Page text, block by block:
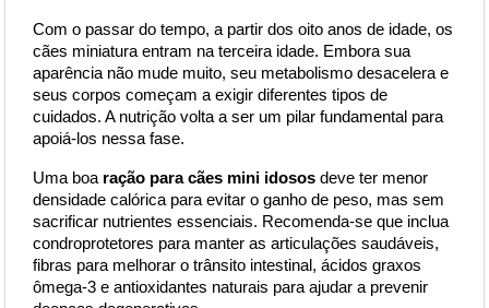
Com o passar do tempo, a partir dos oito anos de idade, os
cães miniatura entram na terceira idade. Embora sua
aparência não mude muito, seu metabolismo desacelera e
seus corpos começam a exigir diferentes tipos de
cuidados. A nutrição volta a ser um pilar fundamental para
apoiá-los nessa fase.
Uma boa ração para cães mini idosos deve ter menor
densidade calórica para evitar o ganho de peso, mas sem
sacrificar nutrientes essenciais. Recomenda-se que inclua
condroprotetores para manter as articulações saudáveis,
fibras para melhorar o trânsito intestinal, ácidos graxos
ômega-3 e antioxidantes naturais para ajudar a prevenir